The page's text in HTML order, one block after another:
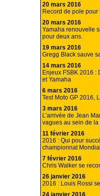
20 mars 2016
Record de pole
20 mars 2016
Yamaha renouvelle
pour deux ans.
19 mars 2016
Gregg Black sauve
14 mars 2016
Enjeux FSBK 2016 :
et Yamaha
6 mars 2016
Test Moto GP 2016,
3 mars 2016
L’arrivée de Jean
vagues au sein de la
11 février 2016
2016 : Qui pour
championnat
7 février 2016
Chris Walker se
26 janvier 2016
2016 : Louis Rossi
24 janvier 2016